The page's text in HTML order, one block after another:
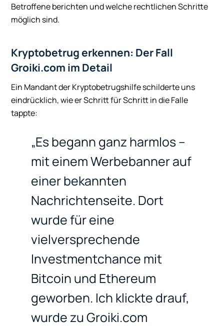
Betroffene berichten und welche rechtlichen Schritte
möglich sind.
Kryptobetrug erkennen: Der Fall
Groiki.com im Detail
Ein Mandant der Kryptobetrugshilfe schilderte uns
eindrücklich, wie er Schritt für Schritt in die Falle
tappte:
„Es begann ganz harmlos –
mit einem Werbebanner auf
einer bekannten
Nachrichtenseite. Dort
wurde für eine
vielversprechende
Investmentchance mit
Bitcoin und Ethereum
geworben. Ich klickte drauf,
wurde zu Groiki.com